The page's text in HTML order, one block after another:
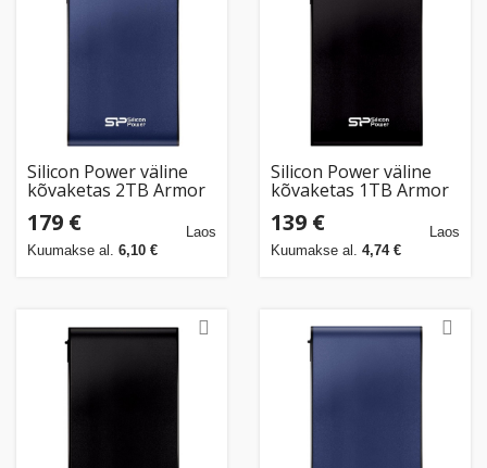
Silicon Power väline
kõvaketas 2TB Armor
179 €
Kuumakse al. 6,10 €
Laos
Silicon Power väline
kõvaketas 1TB Armor
139 €
Kuumakse al. 4,74 €
Laos
Ilu
&
tervis